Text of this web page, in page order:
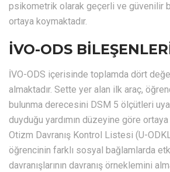
psikometrik olarak geçerli ve güvenilir
ortaya koymaktadır.
İVO-ODS
İVO-ODS içerisinde toplamda dört
almaktadır. Sette yer alan ilk araç,
bulunma derecesini DSM 5 ölçütleri
duyduğu yardımın düzeyine göre
Otizm Davranış Kontrol Listesi (U-
öğrencinin farklı sosyal bağlamlarda
davranışlarının davranış örneklemini